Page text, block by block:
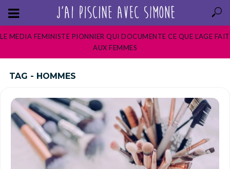
LE MEDIA FEMINISTE PIONNIER QUI DOCUMENTE CE QUE L’AGE FAIT
AUX FEMMES
TAG - HOMMES